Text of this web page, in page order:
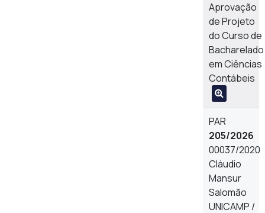
Aprovação
de Projeto
do Curso de
Bacharelado
em Ciências
Contábeis
PAR
205/2026
00037/2020
Cláudio
Mansur
Salomão
UNICAMP /